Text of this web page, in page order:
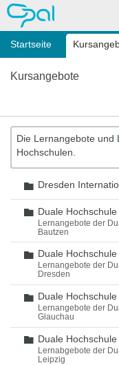
OPAL
Startseite
Kursangebote
Die Lernangebote und
Hochschulen.
Ordner
Dresden
Ordner
Duale
Lernangebote der
Bautzen
Ordner
Duale
Lernangebote der
Dresden
Ordner
Duale
Lernangebote der
Glauchau
Ordner
Duale
Lernabgebote der
Leipzig